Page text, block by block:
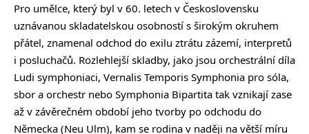
Pro umělce, který byl v 60. letech v Československu
uznávanou skladatelskou osobností s širokým okruhem
přátel, znamenal odchod do exilu ztrátu zázemí, interpretů
i posluchačů. Rozlehlejší skladby, jako jsou orchestrální díla
Ludi symphoniaci, Vernalis Temporis Symphonia pro sóla,
sbor a orchestr nebo Symphonia Bipartita tak vznikají zase
až v závěrečném období jeho tvorby po odchodu do
Německa (Neu Ulm), kam se rodina v naději na větší míru